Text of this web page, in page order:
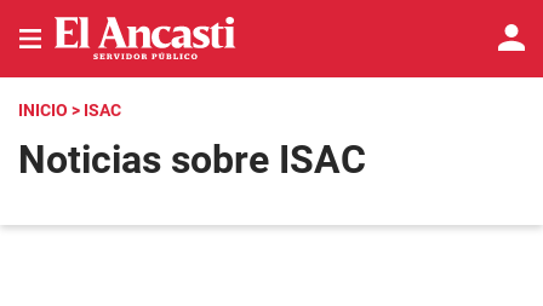
INICIO > ISAC
Noticias sobre ISAC